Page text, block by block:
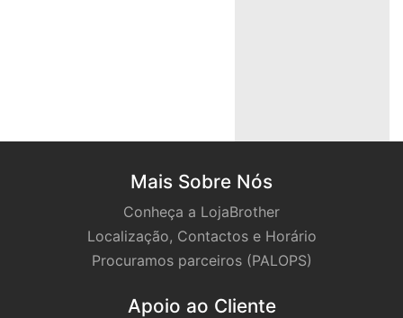
Mais Sobre Nós
Conheça a LojaBrother
Localização, Contactos e Horário
Procuramos parceiros (PALOPS)
Apoio ao Cliente